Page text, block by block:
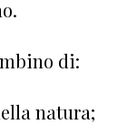
di:
natura;